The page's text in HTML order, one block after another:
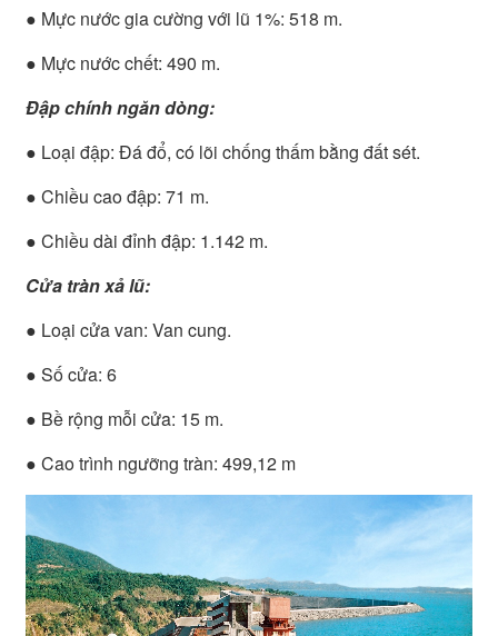
● Mực nước gia cường với lũ 1%: 518 m.
● Mực nước chết: 490 m.
Đập chính ngăn dòng:
● Loại đập: Đá đổ, có lõi chống thấm bằng đất sét.
● Chiều cao đập: 71 m.
● Chiều dài đỉnh đập: 1.142 m.
Cửa tràn xả lũ:
● Loại cửa van: Van cung.
● Số cửa: 6
● Bề rộng mỗi cửa: 15 m.
● Cao trình ngưỡng tràn: 499,12 m